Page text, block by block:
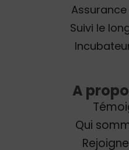
Suivi le
A
Qui